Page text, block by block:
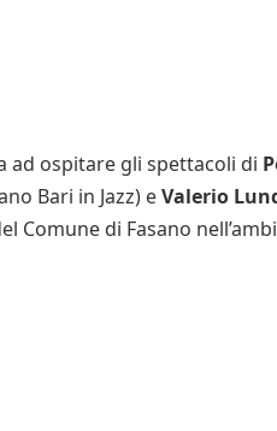
ad ospitare gli spettacoli di
Bari in Jazz) eValerio
Comune di Fasano